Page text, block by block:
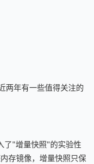
年有一些值得关注的
了"增量快照"的实验性
存镜像，增量快照只保